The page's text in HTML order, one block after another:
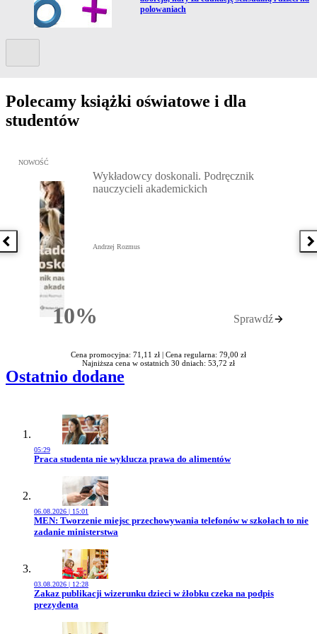
polowaniach
Polecamy książki oświatowe i dla
studentów
Poprzednia książka
Przejdź do: Wykładowcy doskonali. Podręcznik nauczycieli
NOWOŚĆ
10%Rabatu
Wykładowcy doskonali. Podręcznik
nauczycieli akademickich
Andrzej Rozmus
Sprawdź
Cena promocyjna: 71,11 zł | Cena regularna: 79,00 zł
Najniższa cena w ostatnich 30 dniach: 53,72 zł
Ostatnio dodane
05:29
Przejdź do artykułu:
Praca studenta nie wyklucza prawa do alimentów
06.08.2026 | 15:01
Przejdź do artykułu:
MEN: Tworzenie miejsc przechowywania telefonów w szkołach to nie
zadanie ministerstwa
03.08.2026 | 12:28
Przejdź do artykułu:
Zakaz publikacji wizerunku dzieci w żłobku czeka na podpis
prezydenta